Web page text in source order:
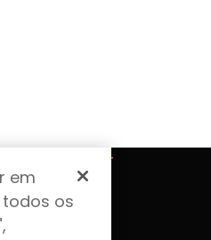
Acompanhe-
em
os